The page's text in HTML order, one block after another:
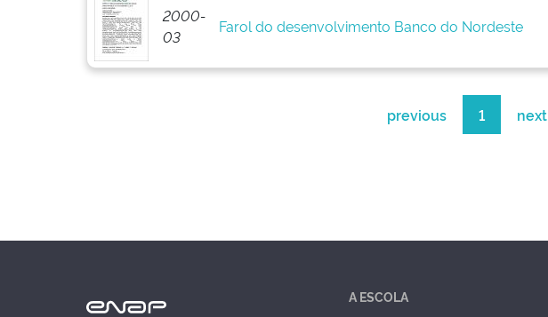
2000-
03
Farol do desenvolvimento Banco do Nordeste
previous 1 next
A ESCOLA